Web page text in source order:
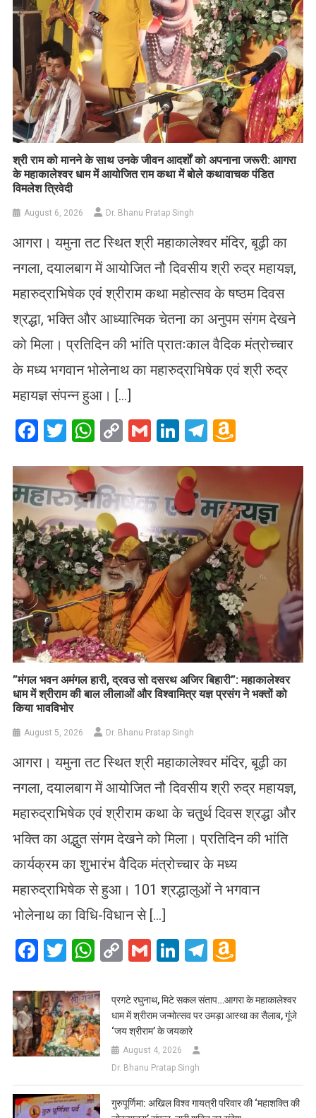
​श्री राम को मानने के साथ उनके जीवन आदर्शों को अपनाना जरूरी: आगरा
के महाकालेश्वर धाम में आयोजित राम कथा में बोले कथावाचक पंडित
विमलेश त्रिवेदी
August 6, 2026 Dr. Bhanu Pratap Singh
आगरा। यमुना तट स्थित श्री महाकालेश्वर मंदिर, बूढ़ी का
नगला, दयालबाग में आयोजित नौ दिवसीय श्री रुद्र महायज्ञ,
महारुद्राभिषेक एवं श्रीराम कथा महोत्सव के षष्ठम दिवस
श्रद्धा, भक्ति और आध्यात्मिक चेतना का अनुपम संगम देखने
को मिला। प्रतिदिन की भांति प्रातःकाल वैदिक मंत्रोच्चार
के मध्य भगवान भोलेनाथ का महारुद्राभिषेक एवं श्री रुद्र
महायज्ञ संपन्न हुआ। […]
Facebook
Twitter
WhatsApp
CopyGmailLinkedIn
Telegram
List
​”मंगल भवन अमंगल हारी, द्रवउ सो दसरथ अजिर बिहारी”: महाकालेश्वर
धाम में श्रीराम की बाल लीलाओं और विश्वामित्र यज्ञ प्रसंग ने भक्तों को
किया भावविभोर
August 5, 2026 Dr. Bhanu Pratap Singh
आगरा। यमुना तट स्थित श्री महाकालेश्वर मंदिर, बूढ़ी का
नगला, दयालबाग में आयोजित नौ दिवसीय श्री रुद्र महायज्ञ,
महारुद्राभिषेक एवं श्रीराम कथा के चतुर्थ दिवस श्रद्धा और
भक्ति का अद्भुत संगम देखने को मिला। प्रतिदिन की भांति
कार्यक्रम का शुभारंभ वैदिक मंत्रोच्चार के मध्य
महारुद्राभिषेक से हुआ। 101 श्रद्धालुओं ने भगवान
भोलेनाथ का विधि-विधान से […]
Facebook
Twitter
WhatsApp
CopyGmailLinkedIn
Telegram
List
प्रगटे रघुनाथ, मिटे सकल संताप…आगरा के महाकालेश्वर
धाम में श्रीराम जन्मोत्सव पर उमड़ा आस्था का सैलाब, गूंजे
‘जय श्रीराम’ के जयकारे
August 4, 2026
Dr. Bhanu Pratap Singh
गुरुपूर्णिमा: अखिल विश्व गायत्री परिवार की ‘महाशक्ति की